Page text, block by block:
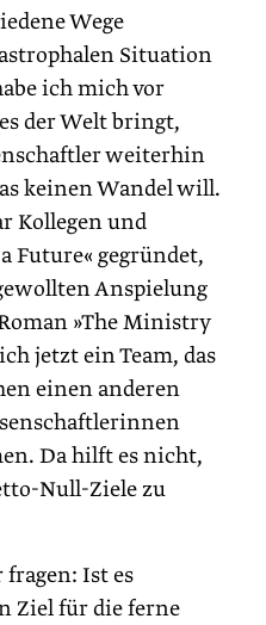
Wege
Situation
ich mich vor
der Welt bringt,
weiterhin
keinen Wandel will.
Kollegen und
Future« gegründet,
Anspielung
»The Ministry
jetzt ein Team, das
einen anderen
Da hilft es nicht,
Null-Ziele zu
Ist es
Ziel für die ferne